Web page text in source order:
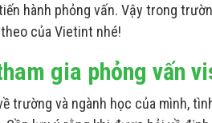
hành phỏng vấn. Vậy trong
của Vietint nhé!
gia phỏng vấn
trường và ngành học của mình,